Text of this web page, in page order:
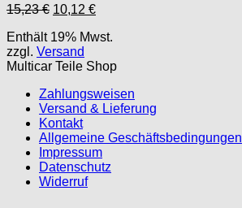
15,23€ Ursprünglicher
war:
15,23 €
10,12 €Aktueller
ist:
Enthält 19% Mwst.
zzgl. Versand
Multicar Teile Shop
Zahlungsweisen
Versand & Lieferung
Kontakt
Allgemeine Geschäftsbedingungen
Impressum
Datenschutz
Widerruf